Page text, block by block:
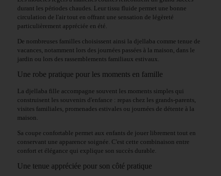
durant les périodes chaudes. Leur tissu fluide permet une bonne
circulation de l'air tout en offrant une sensation de légèreté
particulièrement appréciée en été.
De nombreuses familles choisissent ainsi la djellaba comme tenue de
vacances, notamment lors des journées passées à la maison, dans le
jardin ou lors des rassemblements familiaux estivaux.
Une robe pratique pour les moments en famille
La djellaba fille accompagne souvent les moments simples qui
construisent les souvenirs d'enfance : repas chez les grands-parents,
visites familiales, promenades estivales ou journées de détente à la
maison.
Sa coupe confortable permet aux enfants de jouer librement tout en
conservant une apparence soignée. C'est cette combinaison entre
confort et élégance qui explique son succès durable.
Une tenue appréciée pour son côté pratique